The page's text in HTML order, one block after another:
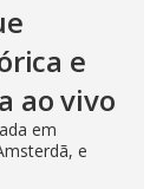
e
ao vivo
em
e